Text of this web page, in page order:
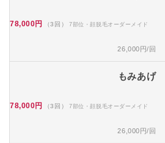
78,000円 （3回） 7部位・顔脱毛オーダーメイド
26,000円/回
もみあげ
78,000円 （3回） 7部位・顔脱毛オーダーメイド
26,000円/回